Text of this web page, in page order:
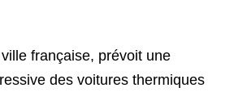
française, prévoit une
des voitures thermiques